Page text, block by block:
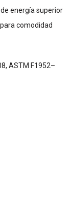
energía superior
comodidad
ASTM F1952–